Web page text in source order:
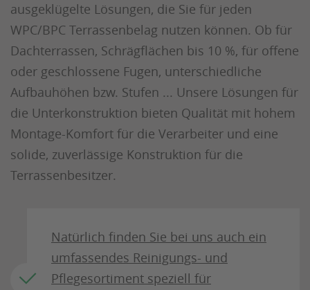
ausgeklügelte Lösungen, die Sie für jeden
WPC/BPC Terrassenbelag nutzen können. Ob für
Dachterrassen, Schrägflächen bis 10 %, für offene
oder geschlossene Fugen, unterschiedliche
Aufbauhöhen bzw. Stufen ... Unsere Lösungen für
die Unterkonstruktion bieten Qualität mit hohem
Montage-Komfort für die Verarbeiter und eine
solide, zuverlässige Konstruktion für die
Terrassenbesitzer.
Natürlich finden Sie bei uns auch ein
umfassendes Reinigungs- und
Pflegesortiment speziell für